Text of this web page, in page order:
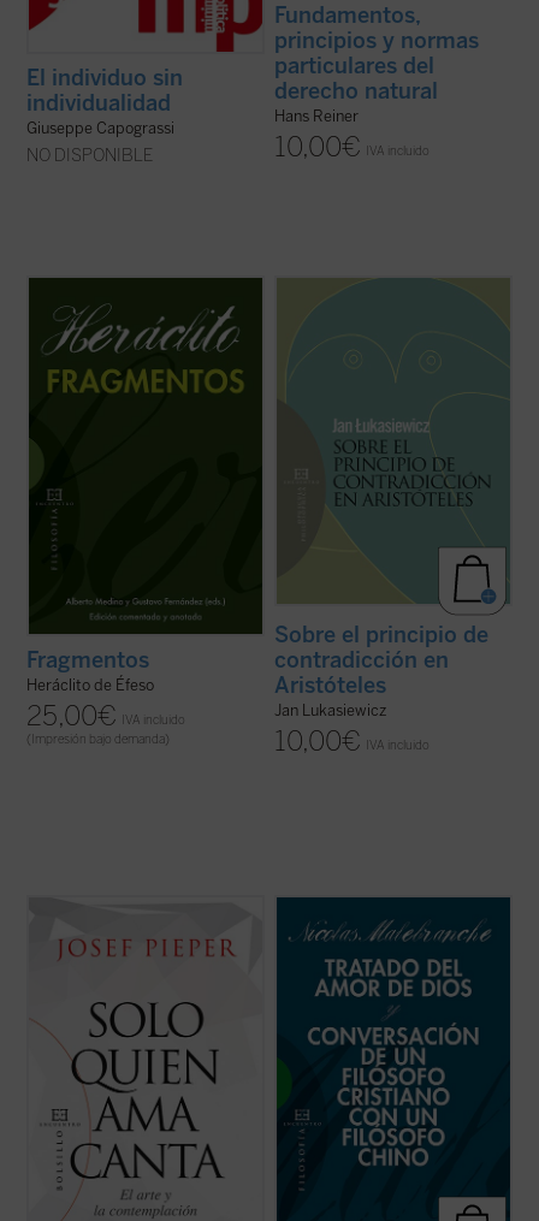
El individuo sin
individualidad
Giuseppe Capograssi
NO DISPONIBLE
Fundamentos,
principios y normas
particulares del
derecho natural
Hans Reiner
10,00€ IVA incluido
bilingüe de losFragmentos
de Heráclito es
hacer accesible la filosofía del pensador
jonio a lectores no especialistas. Para ello,
se abordan los problemas elementales,
tanto filológicos como ...(ver ficha)
Fragmentos
Heráclito de Éfeso
25,00€
IVA incluido
(Impresión bajo demanda)
un libro que ha marcado un hito en la
una crítica minuciosa el principio de
contradicción tal como lo formula y ...
Sobre el principio de
contradicción en
Aristóteles
Jan Lukasiewicz
10,00€ IVA incluido
música? ¿Para qué sirven las bellas artes
en tiempos de crisis?
Josef Pieper da respuesta a éstas y otras
(ver ficha)
Malebranche, inéditos en español,
encontramos buena parte de los conceptos
esenciales de su metafísica y su
antropología, pero expuestas dentro del
fragor de algunas de las principales
controversias que marcaron ...